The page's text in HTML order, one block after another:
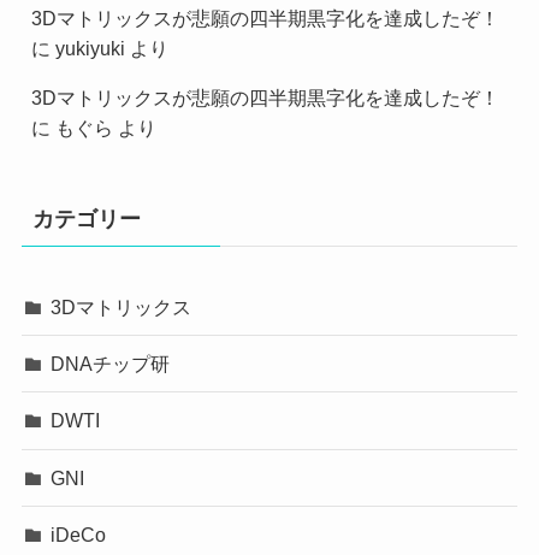
3Dマトリックスが悲願の四半期黒字化を達成したぞ！
に yukiyuki より
3Dマトリックスが悲願の四半期黒字化を達成したぞ！
に もぐら より
カテゴリー
3Dマトリックス
DNAチップ研
DWTI
GNI
iDeCo